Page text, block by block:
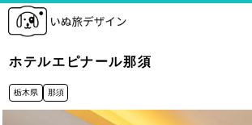
ホテルエピナール那須
栃木県 那須